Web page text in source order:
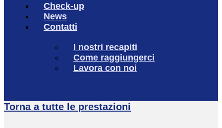
Check-up
News
Contatti
I nostri recapiti
Come raggiungerci
Lavora con noi
Torna a tutte le prestazioni